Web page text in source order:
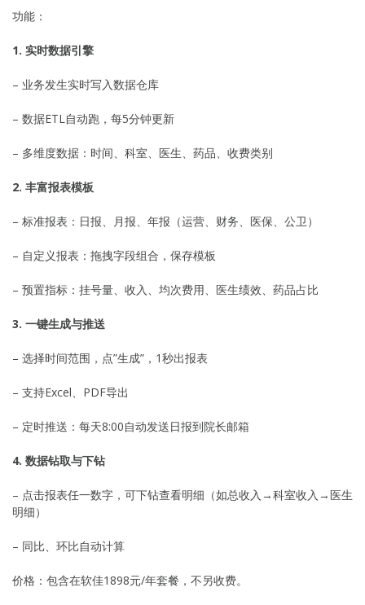
功能：
1. 实时数据引擎
– 业务发生实时写入数据仓库
– 数据ETL自动跑，每5分钟更新
– 多维度数据：时间、科室、医生、药品、收费类别
2. 丰富报表模板
– 标准报表：日报、月报、年报（运营、财务、医保、公卫）
– 自定义报表：拖拽字段组合，保存模板
– 预置指标：挂号量、收入、均次费用、医生绩效、药品占比
3. 一键生成与推送
– 选择时间范围，点”生成”，1秒出报表
– 支持Excel、PDF导出
– 定时推送：每天8:00自动发送日报到院长邮箱
4. 数据钻取与下钻
– 点击报表任一数字，可下钻查看明细（如总收入→科室收入→医生
明细）
– 同比、环比自动计算
价格：包含在软佳1898元/年套餐，不另收费。